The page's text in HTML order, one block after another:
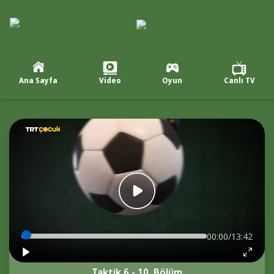
Ana Sayfa Video Oyun Canlı TV
00:00/13:42